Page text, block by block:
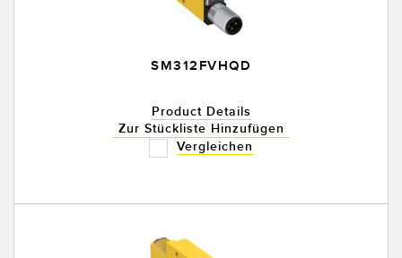
SM312FVHQD
Product Details
Zur Stückliste Hinzufügen
Vergleichen